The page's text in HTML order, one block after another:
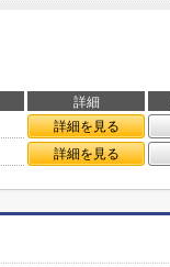
詳細
詳細を見る
詳細を見る